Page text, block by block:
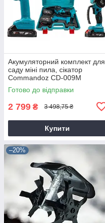
Акумуляторний комплект для
саду міні пила, сікатор
Commandoz CD-009M
Готово до відправки
2 799 ₴ 3 498,75 ₴
Купити
–20%